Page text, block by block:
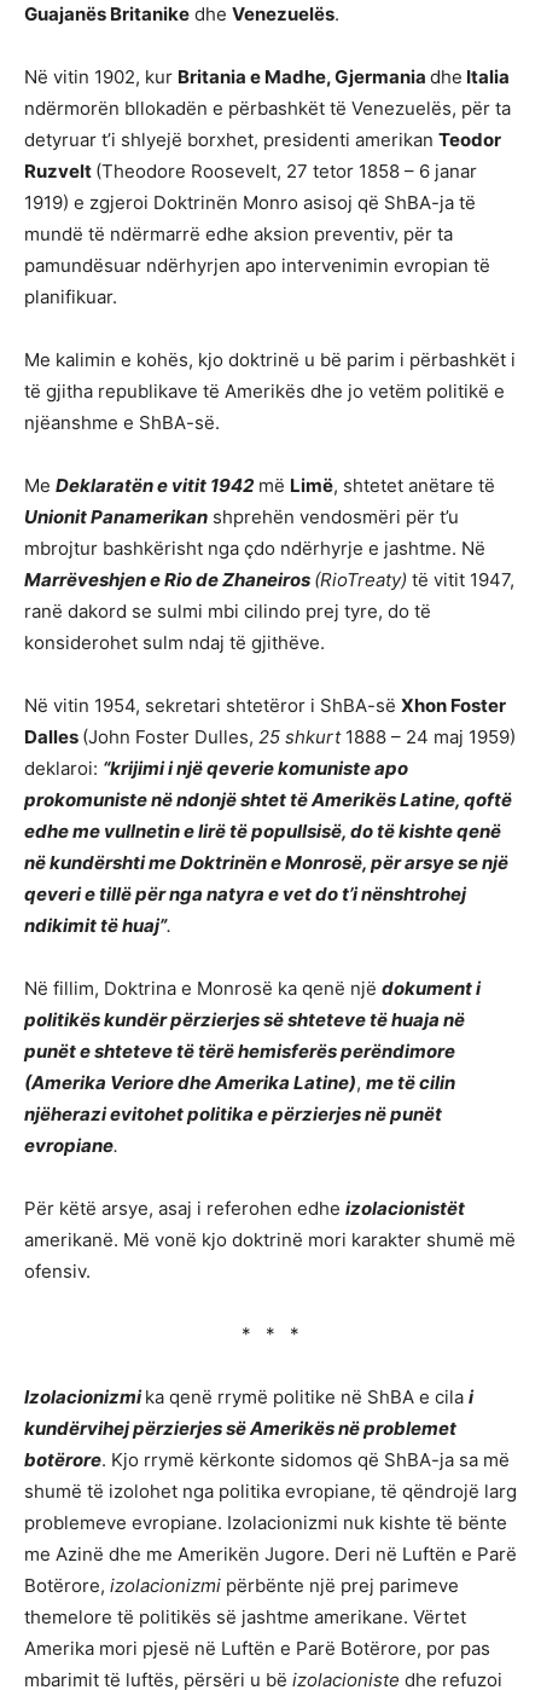
Guajanës Britanike dhe Venezuelës.
Në vitin 1902, kur Britania e Madhe, Gjermania dhe Italia
ndërmorën bllokadën e përbashkët të Venezuelës, për ta
detyruar t’i shlyejë borxhet, presidenti amerikan Teodor
Ruzvelt (Theodore Roosevelt, 27 tetor 1858 – 6 janar
1919) e zgjeroi Doktrinën Monro asisoj që ShBA-ja të
mundë të ndërmarrë edhe aksion preventiv, për ta
pamundësuar ndërhyrjen apo intervenimin evropian të
planifikuar.
Me kalimin e kohës, kjo doktrinë u bë parim i përbashkët i
të gjitha republikave të Amerikës dhe jo vetëm politikë e
njëanshme e ShBA-së.
Me Deklaratën e vitit 1942 më Limë, shtetet anëtare të
Unionit Panamerikan shprehën vendosmëri për t’u
mbrojtur bashkërisht nga çdo ndërhyrje e jashtme. Në
Marrëveshjen e Rio de Zhaneiros (RioTreaty) të vitit 1947,
ranë dakord se sulmi mbi cilindo prej tyre, do të
konsiderohet sulm ndaj të gjithëve.
Në vitin 1954, sekretari shtetëror i ShBA-së Xhon Foster
Dalles (John Foster Dulles, 25 shkurt 1888 – 24 maj 1959)
deklaroi: “krijimi i një qeverie komuniste apo
prokomuniste në ndonjë shtet të Amerikës Latine, qoftë
edhe me vullnetin e lirë të popullsisë, do të kishte qenë
në kundërshti me Doktrinën e Monrosë, për arsye se një
qeveri e tillë për nga natyra e vet do t’i nënshtrohej
ndikimit të huaj”.
Në fillim, Doktrina e Monrosë ka qenë një dokument i
politikës kundër përzierjes së shteteve të huaja në
punët e shteteve të tërë hemisferës perëndimore
(Amerika Veriore dhe Amerika Latine), me të cilin
njëherazi evitohet politika e përzierjes në punët
evropiane.
Për këtë arsye, asaj i referohen edhe izolacionistët
amerikanë. Më vonë kjo doktrinë mori karakter shumë më
ofensiv.
* * *
Izolacionizmika qenë rrymë politike në ShBA e cila i
kundërvihej përzierjes së Amerikës në problemet
botërore. Kjo rrymë kërkonte sidomos që ShBA-ja sa më
shumë të izolohet nga politika evropiane, të qëndrojë larg
problemeve evropiane. Izolacionizmi nuk kishte të bënte
me Azinë dhe me Amerikën Jugore. Deri në Luftën e Parë
Botërore, izolacionizmi përbënte një prej parimeve
themelore të politikës së jashtme amerikane. Vërtet
Amerika mori pjesë në Luftën e Parë Botërore, por pas
mbarimit të luftës, përsëri u bë izolacioniste dhe refuzoi